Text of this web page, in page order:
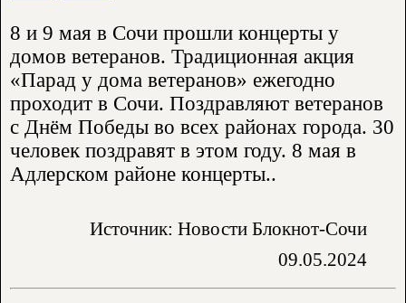
8 и 9 мая в Сочи прошли концерты у
домов ветеранов. Традиционная акция
«Парад у дома ветеранов» ежегодно
проходит в Сочи. Поздравляют ветеранов
с Днём Победы во всех районах города. 30
человек поздравят в этом году. 8 мая в
Адлерском районе концерты..
Источник: Новости Блокнот-Сочи
09.05.2024